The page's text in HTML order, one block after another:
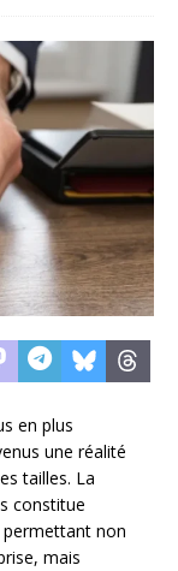
en plus
une réalité
tailles. La
constitue
permettant non
mais